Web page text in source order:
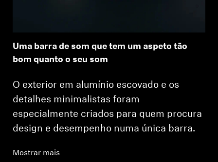
Uma barra de som que tem um aspeto tão
bom quanto o seu som
O exterior em alumínio escovado e os
detalhes minimalistas foram
especialmente criados para quem procura
design e desempenho numa única barra.
Mostrar mais